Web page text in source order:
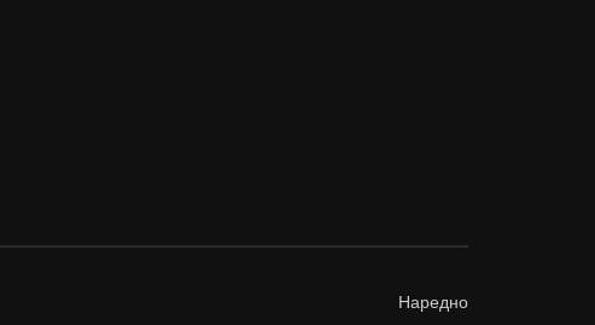
Наредно